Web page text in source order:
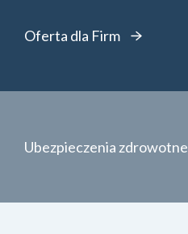
Oferta dla Firm
Ubezpieczenia zdrowotne